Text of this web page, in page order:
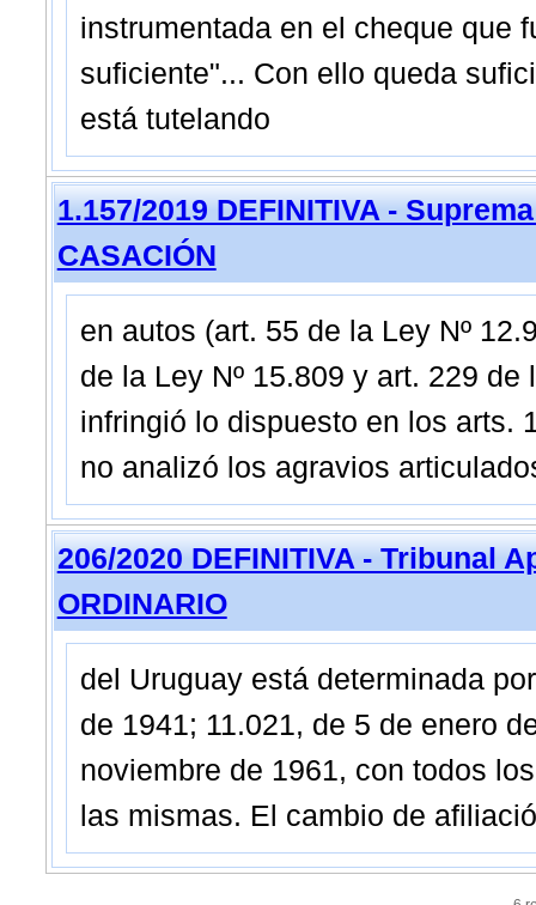
instrumentada en el cheque que
suficiente"... Con ello queda
está tutelando
1.157/2019 DEFINITIVA -
CASACIÓN
en autos (art. 55 de la Ley Nº
de la Ley Nº 15.809 y art. 229
infringió lo dispuesto en los arts.
no analizó los agravios
206/2020 DEFINITIVA - Tribunal
ORDINARIO
del Uruguay está determinada
de 1941; 11.021, de 5 de enero
noviembre de 1961, con todos
las mismas. El cambio de